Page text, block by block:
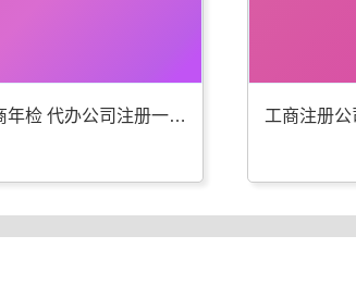
西屯工商年检 代办公司注册一步到位